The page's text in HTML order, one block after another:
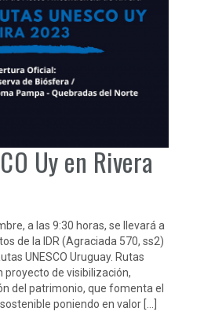
Uy en Rivera
a las 9:30 horas, se llevará a
de la IDR (Agraciada 570, ss2)
UNESCO Uruguay. Rutas
proyecto de visibilización,
del patrimonio, que fomenta el
poniendo en valor […]